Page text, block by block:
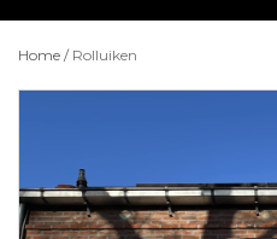
Home / Rolluiken